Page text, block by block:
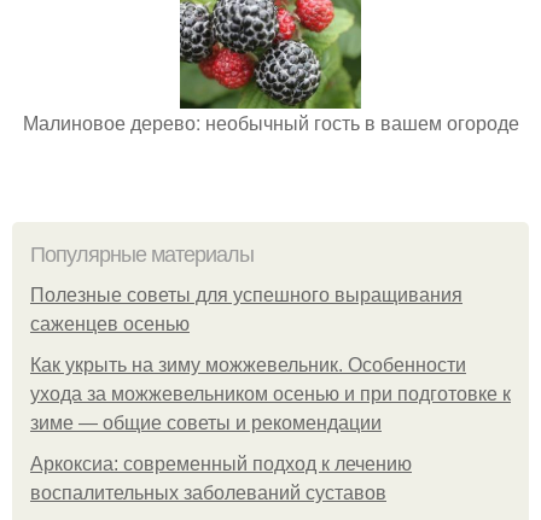
Малиновое дерево: необычный гость в вашем огороде
Популярные материалы
Полезные советы для успешного выращивания
саженцев осенью
Как укрыть на зиму можжевельник. Особенности
ухода за можжевельником осенью и при подготовке к
зиме — общие советы и рекомендации
Аркоксиа: современный подход к лечению
воспалительных заболеваний суставов